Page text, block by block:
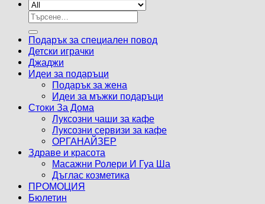
Търсене
за:
Подарък за специален повод
Детски играчки
Джаджи
Идеи за подаръци
Подарък за жена
Идеи за мъжки подаръци
Стоки За Дома
Луксозни чаши за кафе
Луксозни сервизи за кафе
ОРГАНАЙЗЕР
Здраве и красота
Масажни Ролери И Гуа Ша
Дъглас козметика
ПРОМОЦИЯ
Бюлетин